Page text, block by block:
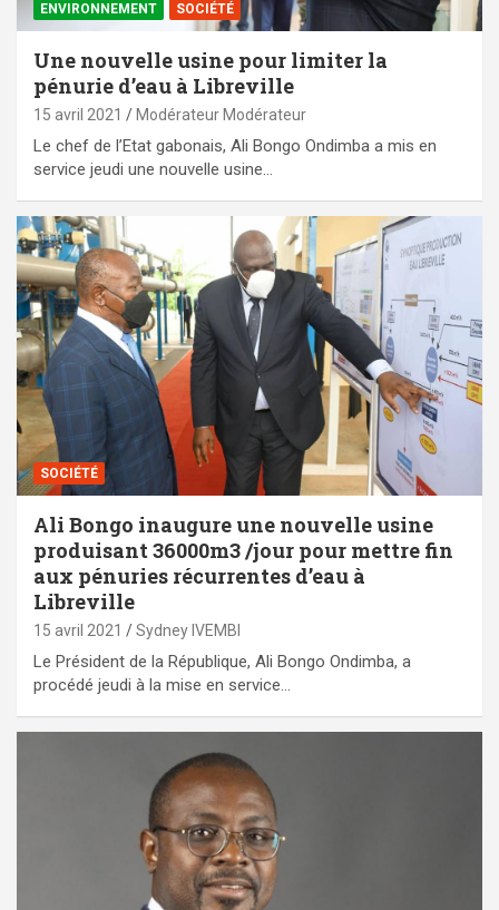
ENVIRONNEMENT SOCIÉTÉ
Une nouvelle usine pour limiter la
pénurie d’eau à Libreville
15 avril 2021 Modérateur Modérateur
Le chef de l’Etat gabonais, Ali Bongo Ondimba a mis en
service jeudi une nouvelle usine…
SOCIÉTÉ
Ali Bongo inaugure une nouvelle usine
produisant 36000m3 /jour pour mettre fin
aux pénuries récurrentes d’eau à
Libreville
15 avril 2021 Sydney IVEMBI
Le Président de la République, Ali Bongo Ondimba, a
procédé jeudi à la mise en service…